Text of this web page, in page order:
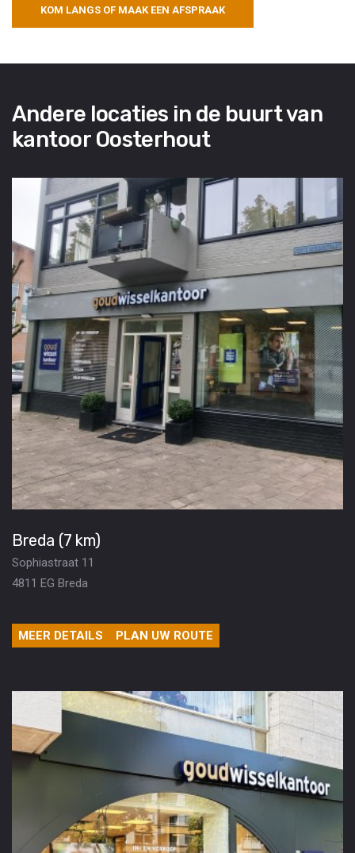
KOM LANGS OF MAAK EEN AFSPRAAK
Andere locaties in de buurt van
kantoor Oosterhout
Breda (7 km)
Sophiastraat 11
4811 EG Breda
MEER DETAILS PLAN UW ROUTE